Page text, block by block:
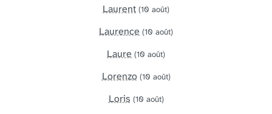
Laurent (10 août)
Laurence (10 août)
Laure (10 août)
Lorenzo (10 août)
Loris (10 août)